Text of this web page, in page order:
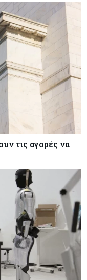
τις αγορές να